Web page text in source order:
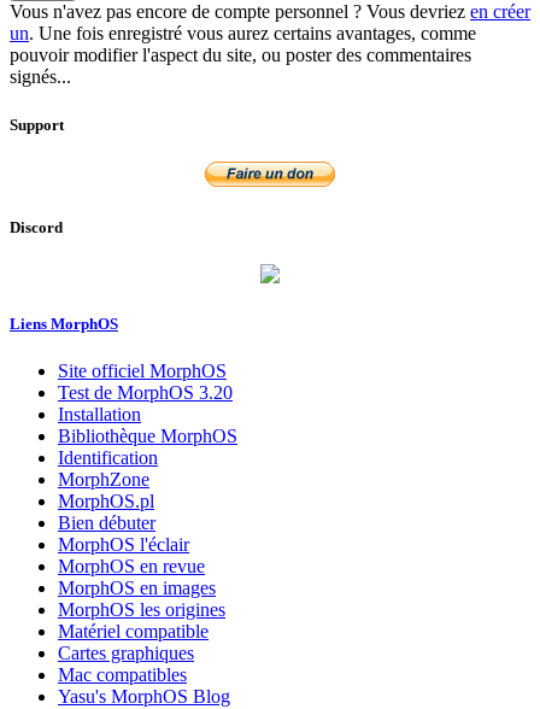
Vous n'avez pas encore de compte personnel ? Vous devriez en créer
un. Une fois enregistré vous aurez certains avantages, comme
pouvoir modifier l'aspect du site, ou poster des commentaires
signés...
Support
Discord
Liens MorphOS
Site officiel MorphOS
Test de MorphOS 3.20
Installation
Bibliothèque MorphOS
Identification
MorphZone
MorphOS.pl
Bien débuter
MorphOS l'éclair
MorphOS en revue
MorphOS en images
MorphOS les origines
Matériel compatible
Cartes graphiques
Mac compatibles
Yasu's MorphOS Blog